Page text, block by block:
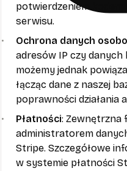
potwierdzeniem
serwisu.
Ochrona danych
adresów IP czy
możemy jednak
łącząc dane z naszej
poprawności działania
Płatności: Zewnętrzna
administratorem
Stripe. Szczegółowe
w systemie płatności